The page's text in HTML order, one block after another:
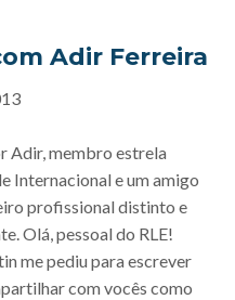
Adir Ferreira
Adir, membro estrela
Internacional e um amigo
profissional distinto e
Olá, pessoal do RLE!
me pediu para escrever
com vocês como